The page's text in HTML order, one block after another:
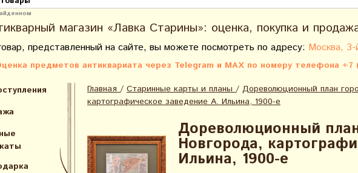
магазин «Лавка Старины»: оценка, покупка и
представленный на сайте, вы можете посмотреть по адресу: Москва,
предметов антиквариата через Telegram и MAX по номеру телефона
Главная / Старинные карты и планы / Дореволюционный план
картографическое заведение А. Ильина, 1900-е
Дореволюционный
Новгорода,
Ильина, 1900-е